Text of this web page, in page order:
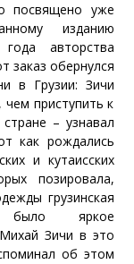
посвящено уже
изданию
авторства
заказ обернулся
в Грузии: Зичи
приступить к
– узнавал
как рождались
и кутаисских
позировала,
грузинская
было яркое
Зичи в это
об этом